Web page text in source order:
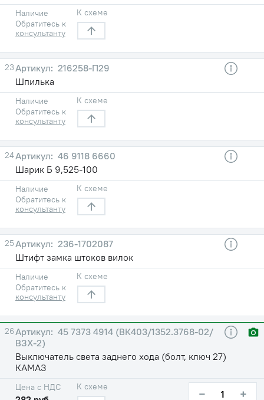
Наличие
Обратитесь к
консультанту
К схеме
23
216258-П29
Шпилька
Наличие
Обратитесь к
консультанту
К схеме
24
46 9118 6660
Шарик Б 9,525-100
Наличие
Обратитесь к
консультанту
К схеме
25
236-1702087
Штифт замка штоков вилок
Наличие
Обратитесь к
консультанту
К схеме
26
45 7373 4914 (ВК403/1352.3768-02/
ВЗХ-2)
Выключатель света заднего хода (болт, ключ 27)
КАМАЗ
Цена с НДС К схеме − +